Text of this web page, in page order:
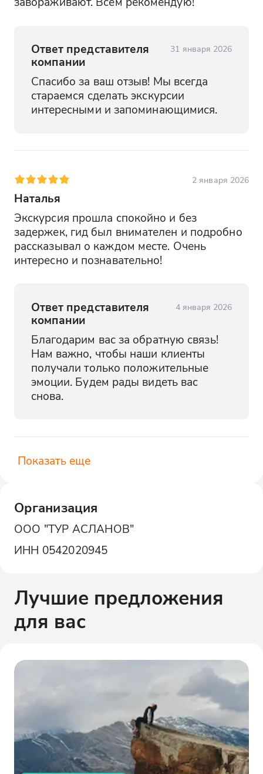
Ответ представителя
компании
31 января 2026
Спасибо за ваш отзыв! Мы всегда
стараемся сделать экскурсии
интересными и запоминающимися.
2 января 2026
Наталья
Экскурсия прошла спокойно и без
задержек, гид был внимателен и подробно
рассказывал о каждом месте. Очень
интересно и познавательно!
Ответ представителя
компании
4 января 2026
Благодарим вас за обратную связь!
Нам важно, чтобы наши клиенты
получали только положительные
эмоции. Будем рады видеть вас
снова.
Показать еще
Организация
ООО "ТУР АСЛАНОВ"
ИНН 0542020945
Лучшие предложения
для вас